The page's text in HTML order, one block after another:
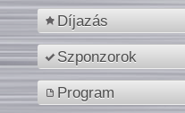
Díjazás
Szponzorok
Program